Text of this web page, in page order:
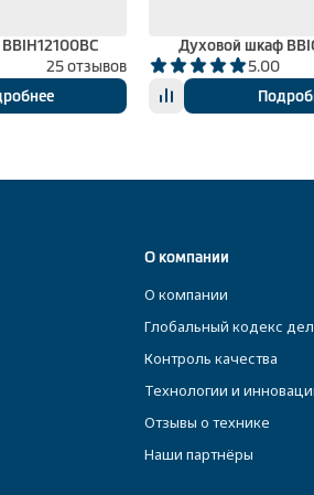
25 отзывов
Духовой шкаф
5.00
О компании
О компании
Глобальный кодекс
Контроль качества
Технологии и
Отзывы о технике
Наши партнёры